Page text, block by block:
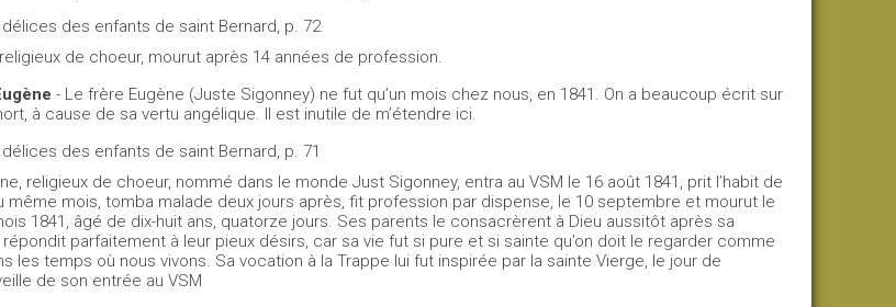
des enfants de saint Bernard, p. 72
de choeur, mourut après 14 années de profession.
- Le frère Eugène (Juste Sigonney) ne fut qu’un mois chez nous, en 1841. On a beaucoup écrit sur
à cause de sa vertu angélique. Il est inutile de m’étendre ici.
des enfants de saint Bernard, p. 71
religieux de choeur, nommé dans le monde Just Sigonney, entra au VSM le 16 août 1841, prit l’habit de
même mois, tomba malade deux jours après, fit profession par dispense, le 10 septembre et mourut le
1841, âgé de dix-huit ans, quatorze jours. Ses parents le consacrèrent à Dieu aussitôt après sa
parfaitement à leur pieux désirs, car sa vie fut si pure et si sainte qu’on doit le regarder comme
les temps où nous vivons. Sa vocation à la Trappe lui fut inspirée par la sainte Vierge, le jour de
de son entrée au VSM